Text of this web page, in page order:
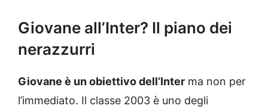
Giovane all’Inter? Il piano dei
nerazzurri
Giovane è un obiettivo dell’Inter ma non per
l’immediato. Il classe 2003 è uno degli